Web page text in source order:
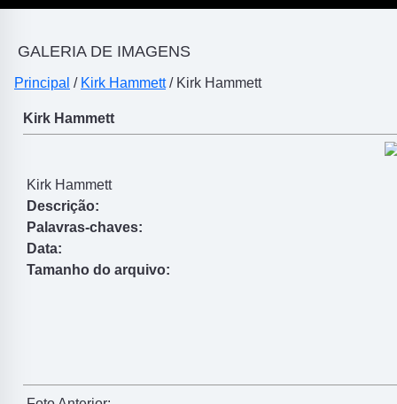
GALERIA DE IMAGENS
Principal / Kirk Hammett/ Kirk Hammett
Kirk Hammett
Kirk Hammett
Descrição:
Palavras-chaves:
Data:
Tamanho do arquivo: